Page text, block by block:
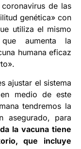
de las
genética» con
utiliza el mismo
aumenta la
humana eficaz
ajustar el sistema
medio de este
tendremos la
asegurado, para
la vacuna tiene
que incluye